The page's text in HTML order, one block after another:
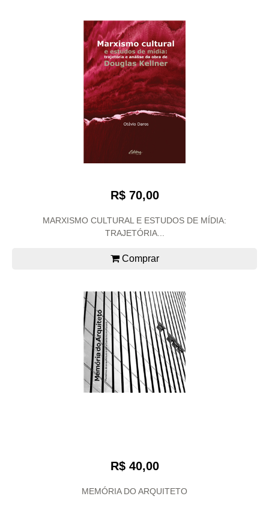
R$ 70,00
MARXISMO CULTURAL E ESTUDOS DE MÍDIA:
TRAJETÓRIA...
Comprar
R$ 40,00
MEMÓRIA DO ARQUITETO